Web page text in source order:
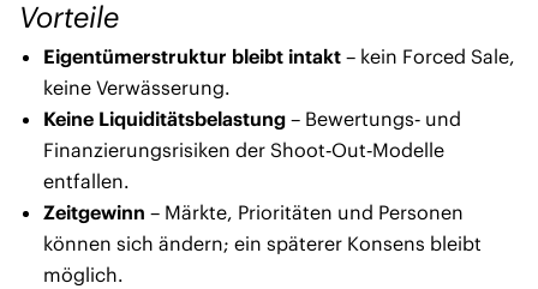
Vorteile
Eigentümerstruktur bleibt intakt – kein Forced Sale,
keine Verwässerung.
Keine Liquiditätsbelastung – Bewertungs‑ und
Finanzierungsrisiken der Shoot‑Out‑Modelle
entfallen.
Zeitgewinn – Märkte, Prioritäten und Personen
können sich ändern; ein späterer Konsens bleibt
möglich.